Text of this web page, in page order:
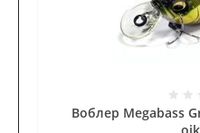
Воблер Megabass